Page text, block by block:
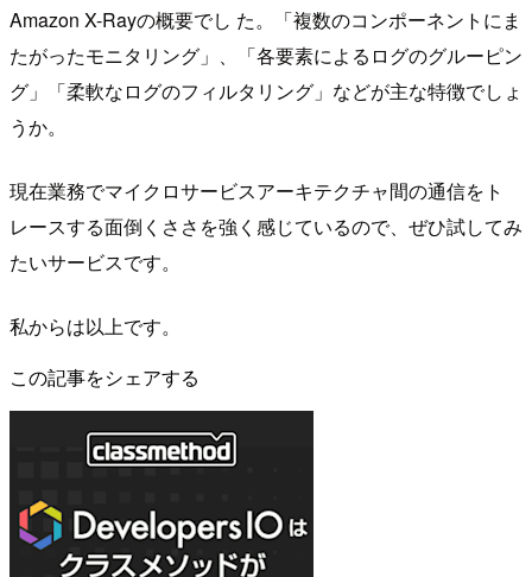
Amazon X-Rayの概要でし た。「複数のコンポーネントにま
たがったモニタリング」、「各要素によるログのグルーピン
グ」「柔軟なログのフィルタリング」などが主な特徴でしょ
うか。
現在業務でマイクロサービスアーキテクチャ間の通信をト
レースする面倒くささを強く感じているので、ぜひ試してみ
たいサービスです。
私からは以上です。
この記事をシェアする